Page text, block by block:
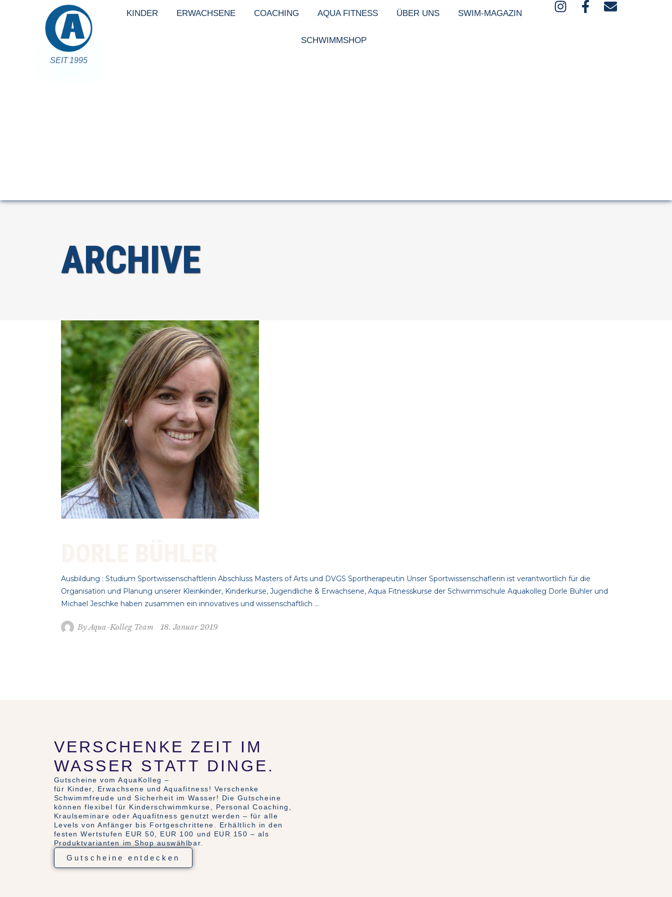
SEIT 1995
KINDER ERWACHSENE COACHING AQUA FITNESS ÜBER UNS SWIM-MAGAZIN
SCHWIMMSHOP
ARCHIVE
Ausbildung : Studium Sportwissenschaftlerin Abschluss Masters of Arts und DVGS Sportherapeutin Unser Sportwissenschaflerin ist verantwortlich für die
Organisation und Planung unserer Kleinkinder, Kinderkurse, Jugendliche & Erwachsene, Aqua Fitnesskurse der Schwimmschule Aquakolleg Dorle Bühler und
Michael Jeschke haben zusammen ein innovatives und wissenschaftlich
ByAqua-Kolleg Team 18. Januar 2019
VERSCHENKE ZEIT IM
WASSER STATT DINGE.
Gutscheine vom AquaKolleg –
für Kinder, Erwachsene und Aquafitness! Verschenke
Schwimmfreude und Sicherheit im Wasser! Die Gutscheine
können flexibel für Kinderschwimmkurse, Personal Coaching,
Kraulseminare oder Aquafitness genutzt werden – für alle
Levels von Anfänger bis Fortgeschrittene. Erhältlich in den
festen Wertstufen EUR 50, EUR 100 und EUR 150 – als
Produktvarianten im Shop auswählbar.
Gutscheine entdecken